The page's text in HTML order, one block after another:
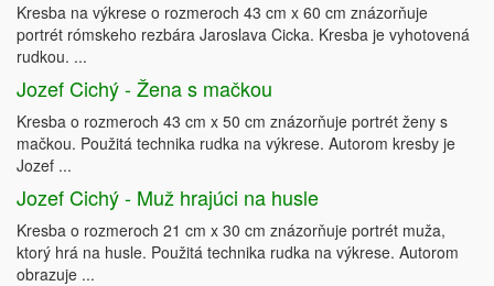
Kresba na výkrese o rozmeroch 43 cm x 60 cm znázorňuje
portrét rómskeho rezbára Jaroslava Cicka. Kresba je vyhotovená
rudkou. ...
Jozef Cichý - Žena s mačkou
Kresba o rozmeroch 43 cm x 50 cm znázorňuje portrét ženy s
mačkou. Použitá technika rudka na výkrese. Autorom kresby je
Jozef ...
Jozef Cichý - Muž hrajúci na husle
Kresba o rozmeroch 21 cm x 30 cm znázorňuje portrét muža,
ktorý hrá na husle. Použitá technika rudka na výkrese. Autorom
obrazuje ...